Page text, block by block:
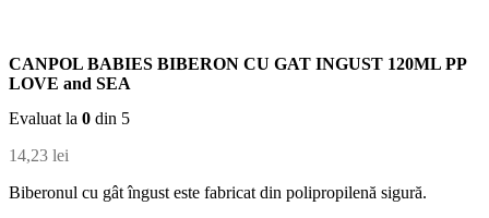
CANPOL BABIES BIBERON CU GAT INGUST 120ML PP
LOVE and SEA
Evaluat la 0 din 5
14,23 lei
Biberonul cu gât îngust este fabricat din polipropilenă sigură.